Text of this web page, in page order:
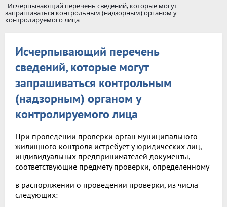
Исчерпывающий перечень сведений, которые могут
запрашиваться контрольным (надзорным) органом у
контролируемого лица
Исчерпывающий перечень
сведений, которые могут
запрашиваться контрольным
(надзорным) органом у
контролируемого лица
При проведении проверки орган муниципального
жилищного контроля истребует у юридических лиц,
индивидуальных предпринимателей документы,
соответствующие предмету проверки, определенному
в распоряжении о проведении проверки, из числа
следующих: